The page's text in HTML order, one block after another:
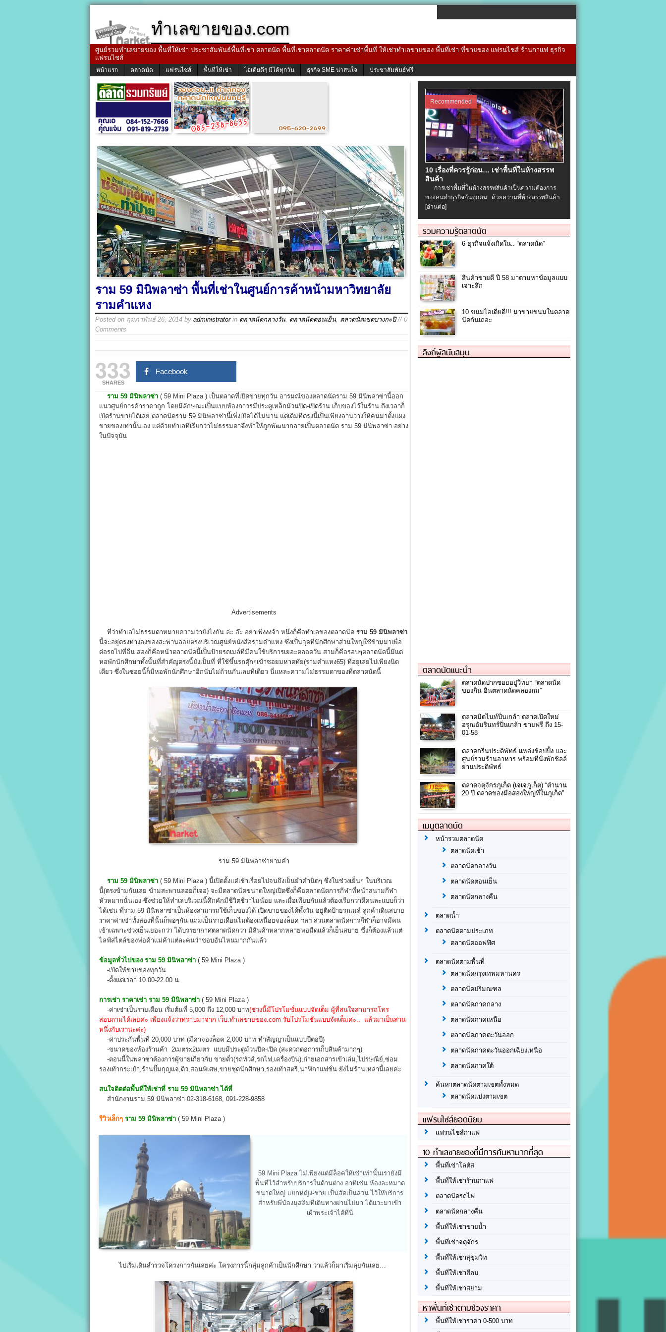
ทำเลขายของ.com
ศูนย์รวมทำเลขายของ พื้นที่ให้เช่า ประชาสัมพันธ์พื้นที่เช่า ตลาดนัด พื้นที่เช่าตลาดนัด ราคาค่าเช่าพื้นที่ ให้เช่าทำเลขายของ พื้นที่เช่า ที่ขายของ แฟรนไชส์ ร้านกาแฟ ธุรกิจ
แฟรนไชส์
หน้าแรก ตลาดนัด แฟรนไชส์ พื้นที่ให้เช่า ไอเดียดีๆ มีได้ทุกวัน ธุรกิจ SME น่าสนใจ ประชาสัมพันธ์ฟรี
ราม 59 มินิพลาซ่า พื้นที่เช่าในศูนย์การค้าหน้ามหาวิทยาลัย
รามคำแหง
Posted on กุมภาพันธ์ 26, 2014 by administratorin ตลาดนัดกลางวัน ตลาดนัดตอนเย็น ตลาดนัดเขตบางกะปิ// 0
Comments
333
SHARES
Facebook
ราม 59 มินิพลาซ่า ( 59 Mini Plaza ) เป็นตลาดที่เปิดขายทุกวัน อารมณ์ของตลาดนัดราม 59 มินิพลาซ่านี้ออก
แนวศูนย์การค้าราคาถูก โดยมีลักษณะเป็นแบบห้องถาวรมีประตูเหล็กม้วนปิด-เปิดร้าน เก็บของไว้ในร้าน ถึงเวลาก็
เปิดร้านขายได้เลย ตลาดนัดราม 59 มินิพลาซ่านี้เพิ่งเปิดได้ไม่นาน แต่เดิมที่ตรงนี้เป็นเพียงลานว่างให้คนมาตั้งแผง
ขายของเท่านั้นเอง แต่ด้วยทำเลที่เรียกว่าไม่ธรรมดาจึงทำให้ถูกพัฒนากลายเป็นตลาดนัด ราม 59 มินิพลาซ่า อย่าง
ในปัจจุบัน
Advertisements
ที่ว่าทำเลไม่ธรรมดาหมายความว่ายังไงกัน ล่ะ อ๊ะ อย่าเพิ่งงงจ้า หนึ่งก็คือทำเลของตลาดนัด ราม 59 มินิพลาซ่า
นี้จะอยู่ตรงทางลงของสะพานลอยตรงบริเวณศูนย์หนังสือรามคำแหง ซึ่งเป็นจุดที่นักศึกษาส่วนใหญ่ใช้ข้ามมาเพื่อ
ต่อรถไปที่อื่น สองก็คือหน้าตลาดนัดนี้เป็นป้ายรถเมล์ที่มีคนใช้บริการเยอะตลอดวัน สามก็คือรอบๆตลาดนัดนี้มีแต่
หอพักนักศึกษาทั้งนั้นที่สำคัญตรงนี้ยังเป็นที่ ที่ใช้ขึ้นรถตุ๊กๆเข้าซอยมหาดทัย(รามคำแหง65) ที่อยู่เลยไปเพียงนิด
เดียว ซึ่งในซอยนี้ก็มีหอพักนักศึกษาอีกนับไม่ถ้วนกันเลยทีเดียว นี่แหละความไม่ธรรมดาของที่ตลาดนัดนี้
ราม 59 มินิพลาซ่ายามค่ำ
ราม 59 มินิพลาซ่า ( 59 Mini Plaza ) นี้เปิดตั้งแต่เช้าเรื่อยไปจนถึงเย็นย่ำค่ำนิดๆ ซึ่งในช่วงเย็นๆ ในบริเวณ
นี้(ตรงข้ามกันเลย ข้ามสะพานลอยก็เจอ) จะมีตลาดนัดขนาดใหญ่เปิดซึ่งก็คือตลาดนัดการกีฬาที่หน้าสนามกีฬา
หัวหมากนั่นเอง ซึ่งช่วยให้ทำเลบริเวณนี้คึกคักมีชีวิตชีวาไม่น้อย และเมื่อเทียบกันแล้วต้องเรียกว่าดีคนละแบบก็ว่า
ได้เช่น ที่ราม 59 มินิพลาซ่าเป็นห้องสามารถใช้เก็บของได้ เปิดขายของได้ทั้งวัน อยู่ติดป้ายรถเมล์ ลูกค้าเดินสบาย
ราคาค่าเช่าทั้งสองที่นั้นก็พอๆกัน แถมเป็นรายเดือนไม่ต้องเหนื่อยจองล็อค ฯลฯ ส่วนตลาดนัดการกีฬาก็อาจมีคน
เข้าเฉพาะช่วงเย็นเยอะกว่า ได้บรรยากาศตลาดนัดกว่า มีสินค้าหลากหลายพอมืดแล้วก็เย็นสบาย ซึ่งก็ต้องแล้วแต่
ไลฟ์สไตล์ของพ่อค้าแม่ค้าแต่ละคนว่าชอบอันไหนมากกันแล้ว
ข้อมูลทั่วไปของ ราม 59 มินิพลาซ่า ( 59 Mini Plaza )
-เปิดให้ขายของทุกวัน
-ตั้งแต่เวลา 10.00-22.00 น.
การเช่า ราคาเช่า ราม 59 มินิพลาซ่า ( 59 Mini Plaza )
-ค่าเช่าเป็นรายเดือน เริ่มต้นที่ 5,000 ถึง 12,000 บาท(ช่วงนี้มีโปรโมชั่นแบบจัดเต็ม ผู้ที่สนใจสามารถโทร
สอบถามได้เลยค่ะ เพียงแจ้งว่าทราบมาจาก เว็บ.ทำเลขายของ.com รับโปรโมชั่นแบบจัดเต็มค่ะ.. แล้วมาเป็นส่วน
หนึ่งกับเราน่ะค่ะ)
-ค่าประกันพื้นที่ 20,000 บาท (มีค่าจองล็อค 2,000 บาท ทำสัญญาเป็นแบบปีต่อปี)
-ขนาดของห้องร้านค้า 2เมตรx2เมตร แบบมีประตูม้วนปิด-เปิด (สะดวกต่อการเก็บสินค้ามากๆ)
-ตอนนี้ในพลาซ่าต้องการผู้ขายเกี่ยวกับ ขายตั๋ว(รถทัวส์,รถไฟ,เครื่องบิน),ถ่ายเอกสารเข้าเล่ม,ไปรษณีย์,ซ่อม
รองเท้ากระเป๋า,ร้านปั๊มกุญแจ,ติว,สอนพิเศษ,ขายชุดนักศึกษา,รองเท้าสตรี,นาฬิกาแฟชั่น ยังไม่ร้านเหล่านี้เลยค่ะ
สนใจติดต่อพื้นที่ให้เช่าที่ ราม 59 มินิพลาซ่า ได้ที่
สำนักงานราม 59 มินิพลาซ่า 02-318-6168, 091-228-9858
รีวิวเล็กๆ ราม 59 มินิพลาซ่า ( 59 Mini Plaza )
59 Mini Plaza ไม่เพียงแต่มีล็อคให้เช่าเท่านั้นเรายังมี
พื้นที่ไว้สำหรับบริการในด้านต่าง อาทิเช่น ห้องละหมาด
ขนาดใหญ่ แยกหญิง-ชาย เป็นสัดเป็นส่วน ไว้ให้บริการ
สำหรับพี่น้องมุสลิมที่เดินทางผ่านไปมา ได้แวะมาเข้า
เฝ้าพระเจ้าได้ที่นี่
ไปเริ่มเดินสำรวจโครงการกันเลยค่ะ โครงการนี้กลุ่มลูกค้าเป็นนักศึกษา ว่าแล้วก็มาเริ่มลุยกันเลย…
Recommended
10 เรื่องที่ควรรู้ก่อน… เช่าพื้นที่ในห้างสรรพ
สินค้า
การเช่าพื้นที่ในห้างสรรพสินค้าเป็นความต้องการ
ของคนทำธุรกิจกันทุกคน ด้วยความที่ห้างสรรพสินค้า
[อ่านต่อ]
รวมความรู้ตลาดนัด
6 ธุรกิจแจ้งเกิดใน.. “ตลาดนัด”
สินค้าขายดี ปี 58 มาตามหาข้อมูลแบบ
เจาะลึก
10 ขนมไอเดียดี!!! มาขายขนมในตลาด
นัดกันเถอะ
ลิงก์ผู้สนับสนุน
ตลาดนัดแนะนำ
ตลาดนัดปากซอยอยู่วิทยา “ตลาดนัด
ของกิน อินตลาดนัดคลองถม”
ตลาดมิดไนท์ปิ่นเกล้า ตลาดเปิดใหม่
อรุณอัมรินทร์ปิ่นเกล้า ขายฟรี ถึง 15-
01-58
ตลาดกรีนประดิพัทธ์ แหล่งช้อปปิ้ง และ
ศูนย์รวมร้านอาหาร พร้อมที่นั่งพักชิลล์
ย่านประดิพัทธ์
ตลาดจตุจักรภูเก็ต (เจเจภูเก็ต) “ตำนาน
20 ปี ตลาดของมือสองใหญ่ที่ในภูเก็ต”
เมนูตลาดนัด
หน้ารวมตลาดนัด
ตลาดนัดเช้า
ตลาดนัดกลางวัน
ตลาดนัดตอนเย็น
ตลาดนัดกลางคืน
ตลาดน้ำ
ตลาดนัดตามประเภท
ตลาดนัดออฟฟิศ
ตลาดนัดตามพื้นที่
ตลาดนัดกรุงเทพมหานคร
ตลาดนัดปริมณฑล
ตลาดนัดภาคกลาง
ตลาดนัดภาคเหนือ
ตลาดนัดภาคตะวันออก
ตลาดนัดภาคตะวันออกเฉียงเหนือ
ตลาดนัดภาคใต้
ค้นหาตลาดนัดตามเขตทั้งหมด
ตลาดนัดแบ่งตามเขต
แฟรนไชส์ยอดนิยม
แฟรนไชส์กาแฟ
10 ทำเลขายของที่มีการค้นหามากที่สุด
พื้นที่เช่าโลตัส
พื้นที่ให้เช่าร้านกาแฟ
ตลาดนัดรถไฟ
ตลาดนัดกลางคืน
พื้นที่ให้เช่าขายน้ำ
พื้นที่เช่าจตุจักร
พื้นที่ให้เช่าสุขุมวิท
พื้นที่ให้เช่าสีลม
พื้นที่ให้เช่าสยาม
หาพื้นที่เช่าตามช่วงราคา
พื้นที่ให้เช่าราคา 0-500 บาท